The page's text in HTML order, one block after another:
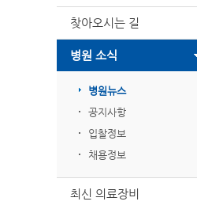
찾아오시는 길
병원 소식
병원뉴스
공지사항
입찰정보
채용정보
최신 의료장비